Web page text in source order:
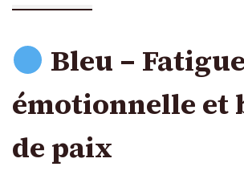
Bleu – Fatigue
émotionnelle et
de paix